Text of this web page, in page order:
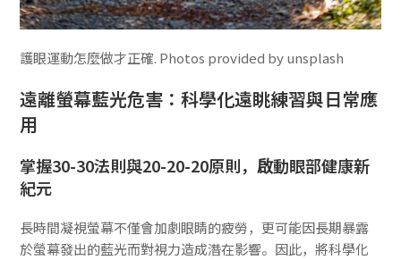
護眼運動怎麼做才正確. Photos provided by unsplash
遠離螢幕藍光危害：科學化遠眺練習與日常應
用
掌握30-30法則與20-20-20原則，啟動眼部健康新
紀元
長時間凝視螢幕不僅會加劇眼睛的疲勞，更可能因長期暴露
於螢幕發出的藍光而對視力造成潛在影響。因此，將科學化